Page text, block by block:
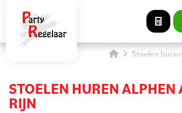
Stoelen
STOELEN HUREN ALPHEN
RIJN